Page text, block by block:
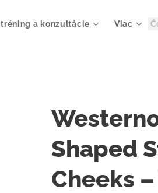
tréning a konzultácie Viac
Shaped
Cheeks